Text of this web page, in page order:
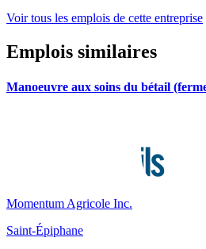
Voir tous les emplois de cette entreprise
Emplois similaires
Manoeuvre aux soins du bétail
Momentum Agricole Inc.
Saint-Épiphane